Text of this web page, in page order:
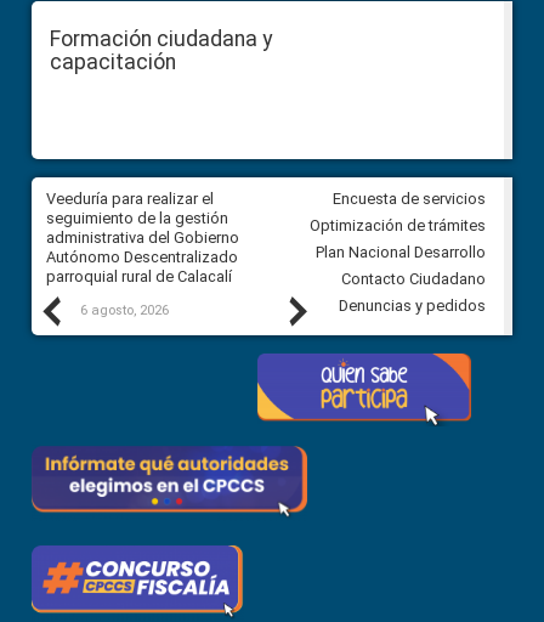
Formación ciudadana y
capacitación
Previous
Veeduría para realizar el
seguimiento de la gestión
administrativa del Gobierno
Autónomo Descentralizado
parroquial rural de Calacalí
6 agosto, 2026
Veeduría para vigilar los
derivados de la Audiencia
comunidad Urbina, parroquia
Carolina
5 agosto, 2026
Next
Encuesta de servicios
Optimización de trámites
Plan Nacional Desarrollo
Contacto Ciudadano
Denuncias y pedidos